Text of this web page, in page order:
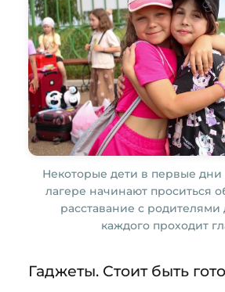
Некоторые дети в первые
лагере начинают проситься
расставание с родителями
каждого проходит
Гаджеты. Стоит быть